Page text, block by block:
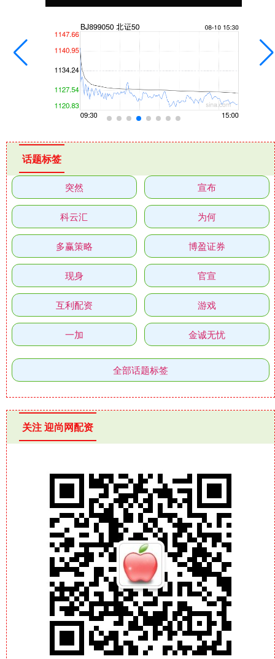
话题标签
突然 宣布
科云汇 为何
多赢策略 博盈证券
现身 官宣
互利配资 游戏
一加 金诚无忧
全部话题标签
关注 迎尚网配资